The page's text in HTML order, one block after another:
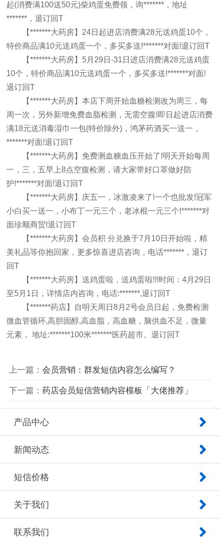
起(消费满100送50元)柴鸡蛋免费领，询*******，地址
*******，退订回T
【*******大药房】24日起进店消费满28元送鸡蛋10个，
特价商品满10元送鸡蛋一个，多买多送!*******对面!退订回T
【*******大药房】5月29日-31日进店消费满28元送鸡蛋
10个，特价商品满10元送鸡蛋一个，多买多送!*******对面!
退订回T
【*******大药房】本店下周开始血糖检测改为周三，每
周一次，另外新增免费血脂检测，无需空腹!即日起进店消费
满18元送消毒湿巾一包(特价除外)，鸿茅药酒买一送一，
*******对面!退订回T
【*******大药房】免费测血糖血压开始了!明天开始每周
一，三，五早上8点空腹检测，请大家带好口罩做好防
护!*******对面!退订回T
【*******大药房】庆五一，冰激凌来了!一个也批发!冠军
小白买一送一，小布丁一元三个，老冰棍一元三个!*******对
面珍顺商贸!退订回T
【*******大药房】会员积 分兑换于7月10日开始啦，精
美礼品等你抱回家，更多惊喜进店咨询，电话*******，退订
回T
【*******大药房】送鸡蛋啦，送鸡蛋啦!!!时间：4月29日
至5月1日，详情店内咨询，电话:*******,退订回T
【*******药店】自明天周日8月2号会员日起，免费检测
微血管循环,高胆固醇,高血脂，高血糖，脑供血不足，微量
元素， 地址:*******100米*******医药超市。退订回T
上一篇： 会员营销：群发短信内容怎么编写？
下一篇： 药店会员短信营销内容模板「大佬推荐」
产品中心
新闻动态
短信价格
关于我们
联系我们